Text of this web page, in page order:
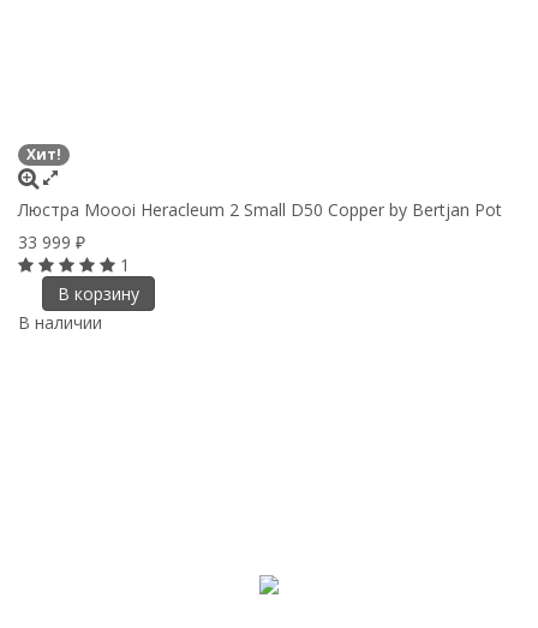
Хит!
Люстра Moooi Heracleum 2 Small D50 Copper by Bertjan Pot
33 999 ₽
1
В корзину
В наличии